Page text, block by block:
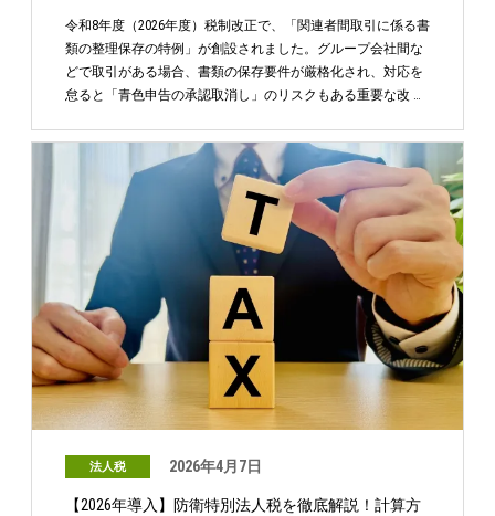
令和8年度（2026年度）税制改正で、「関連者間取引に係る書
類の整理保存の特例」が創設されました。グループ会社間な
どで取引がある場合、書類の保存要件が厳格化され、対応を
怠ると「青色申告の承認取消し」のリスクもある重要な改 …
法人税 2026年4月7日
【2026年導入】防衛特別法人税を徹底解説！計算方